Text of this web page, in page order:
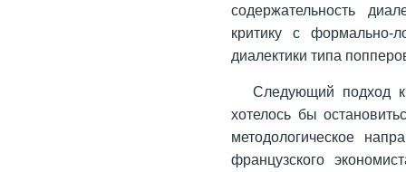
содержательность
критику с формально-
диалектики типа
Следующий подход
хотелось бы
методологическое
французского